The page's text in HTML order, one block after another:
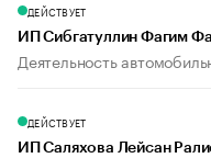
ДЕЙСТВУЕТ
ИП Сибгатуллин Фагим
Деятельность
ДЕЙСТВУЕТ
ИП Саляхова Лейсан